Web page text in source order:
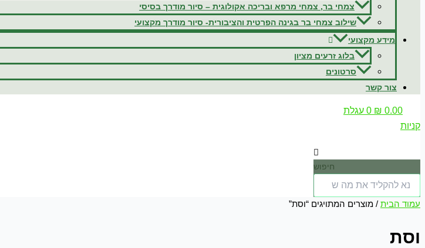
צמחי בר, צמחי מרפא ובריכה אקולוגית – סיור מודרך בסיסי
שילוב צמחי בר בגינה הפרטית והציבורית- סיור מודרך מקצועי
מידע מקצועי
בלוג זרעים מציון
סרטונים
צור קשר
₪ 0.00
0 עגלת
קניות
חיפוש
עמוד הבית / מוצרים המתויגים “וסת”
וסת